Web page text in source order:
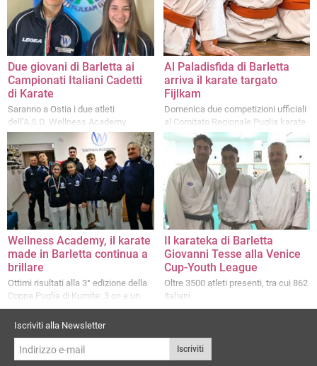
Due giovani di Barletta ai
Campionati Italiani Cadetti
di Karate
Saranno a Ostia i due atleti
dell’A.S.D. Wellness Academy
Al Paladisfida di Barletta
arriva il karate targato
Fijlkam
Domenica due competizioni ufficiali
al Comitato Regionale Puglia karate
al Paladisfida
Wellness Academy, il karate
made in Barletta continua a
brillare
Ottimi risultati alla 3° edizione della
Coppa Puglia di Kumite: 3 ori e un
bronzo
Il karateka di Barletta
Giovanni Tesse alla Venice
Cup-Youth League
Oltre 3500 atleti presenti, tra cui 862
italiani
Iscriviti alla Newsletter
Iscriviti